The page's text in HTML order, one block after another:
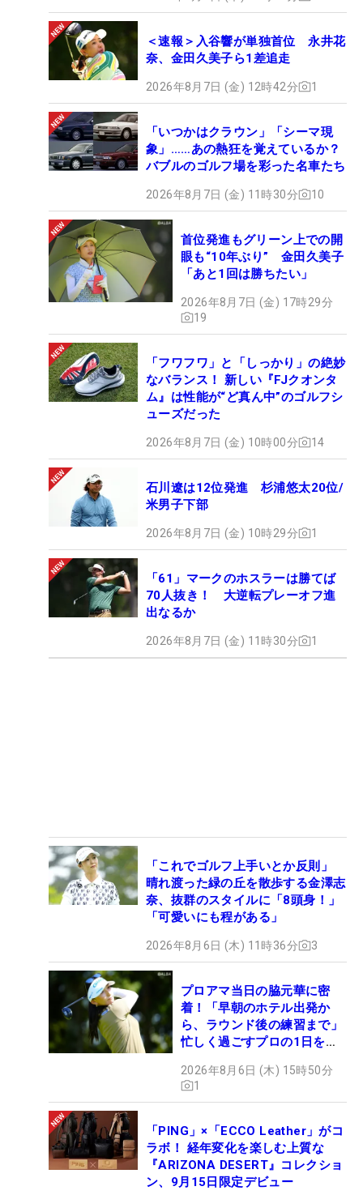
＜速報＞入谷響が単独首位 永井花
奈、金田久美子ら1差追走
2026年8月7日 (金) 12時42分 1
「いつかはクラウン」「シーマ現
象」……あの熱狂を覚えているか？
バブルのゴルフ場を彩った名車たち
2026年8月7日 (金) 11時30分 10
首位発進もグリーン上での開
眼も“10年ぶり” 金田久美子
「あと1回は勝ちたい」
2026年8月7日 (金) 17時29分
19
「フワフワ」と「しっかり」の絶妙
なバランス！ 新しい『FJクオンタ
ム』は性能が“ど真ん中”のゴルフシ
ューズだった
2026年8月7日 (金) 10時00分 14
石川遼は12位発進 杉浦悠太20位/
米男子下部
2026年8月7日 (金) 10時29分 1
「61」マークのホスラーは勝てば
70人抜き！ 大逆転プレーオフ進
出なるか
2026年8月7日 (金) 11時30分 1
「これでゴルフ上手いとか反則」
晴れ渡った緑の丘を散歩する金澤志
奈、抜群のスタイルに「8頭身！」
「可愛いにも程がある」
2026年8月6日 (木) 11時36分 3
プロアマ当日の脇元華に密
着！「早朝のホテル出発か
ら、ラウンド後の練習まで」
忙しく過ごすプロの1日を公
2026年8月6日 (木) 15時50分
1
「PING」×「ECCO Leather」がコ
ラボ！ 経年変化を楽しむ上質な
『ARIZONA DESERT』コレクショ
ン、9月15日限定デビュー